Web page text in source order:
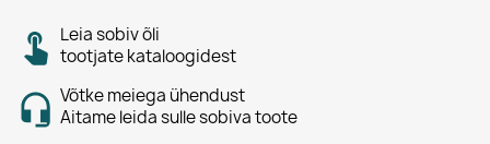
Leia sobiv õli
tootjate kataloogidest
Võtke meiega ühendust
Aitame leida sulle sobiva toote